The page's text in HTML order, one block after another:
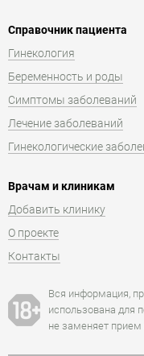
Справочник пациента
Гинекология
Беременность и роды
Симптомы заболеваний
Лечение заболеваний
Гинекологические
Врачам и клиникам
Добавить клинику
О проекте
Контакты
Вся информация,
использована для
не заменяет прием